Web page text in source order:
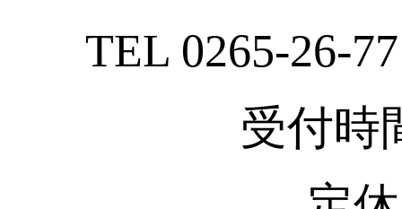
TEL 0265-26-
受付時